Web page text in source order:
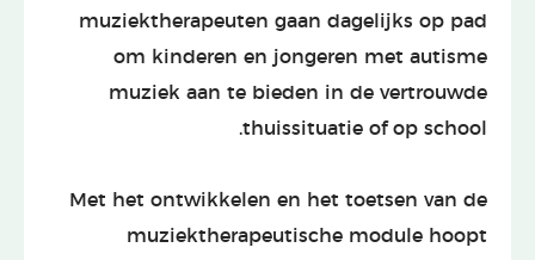
muziektherapeuten gaan dagelijks op pad
om kinderen en jongeren met autisme
muziek aan te bieden in de vertrouwde
thuissituatie of op school.
Met het ontwikkelen en het toetsen van de
muziektherapeutische module hoopt